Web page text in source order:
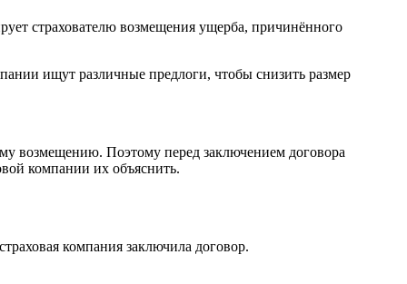
страхователю возмещения ущерба, причинённого
ищут различные предлоги, чтобы снизить размер
возмещению. Поэтому перед заключением договора
компании их объяснить.
компания заключила договор.